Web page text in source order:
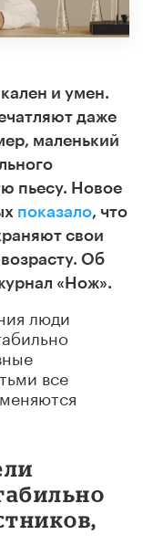
и умен.
даже
маленький
пьесу. Новое
показало, что
свои
Об
«Нож».
люди
все